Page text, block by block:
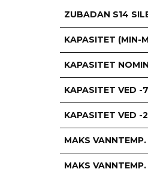
ZUBADAN S14
KAPASITET (MIN-
KAPASITET
KAPASITET VED -
KAPASITET VED -
MAKS
MAKS